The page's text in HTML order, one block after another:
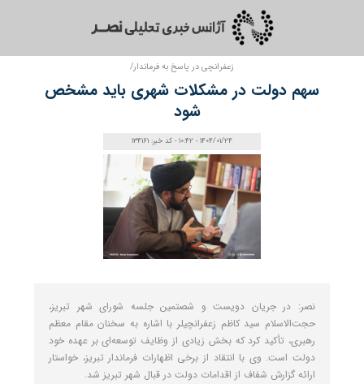
زعفرانچی در پاسخ به فرماندار/
سهم دولت در مشکلات شهری باید مشخص
شود
1404/01/24 - 10:42 - کد خبر: 134161
نصر: در جریان دویست و شصتمین جلسه شورای شهر تبریز،
حجت‌الاسلام سید کاظم زعفرانچیلر با اشاره به سخنان مقام معظم
رهبری، تأکید کرد که بخش زیادی از وظایف توسعه‌ای بر عهده خود
دولت است. وی با انتقاد از برخی اظهارات فرماندار تبریز، خواستار
ارائه گزارش شفاف از اقدامات دولت در قبال شهر تبریز شد.